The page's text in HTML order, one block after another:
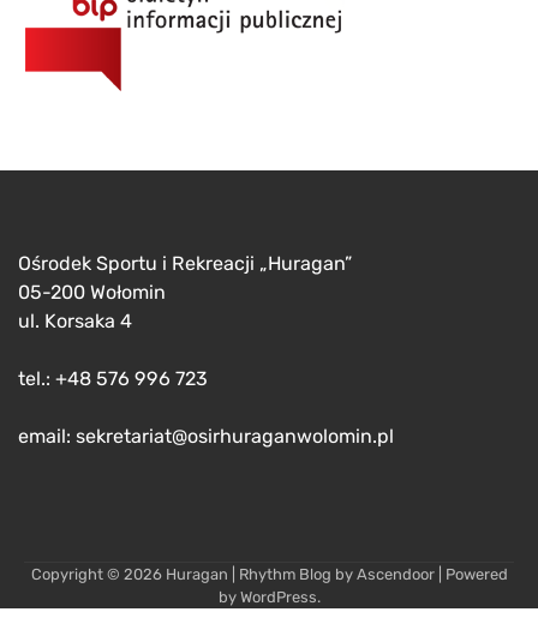
Ośrodek Sportu i Rekreacji „Huragan”
05-200 Wołomin
ul. Korsaka 4
tel.: +48 576 996 723
email: sekretariat@osirhuraganwolomin.pl
Copyright © 2026 Huragan | Rhythm Blog by Ascendoor| Powered
by WordPress.